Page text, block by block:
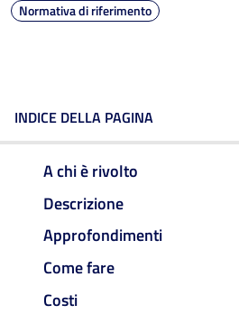
Normativa di riferimento
INDICE DELLA PAGINA
A chi è rivolto
Descrizione
Approfondimenti
Come fare
Costi